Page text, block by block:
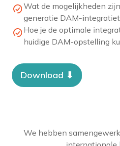
Wat de mogelijkheden
generatie DAM-
Hoe je de optimale
huidige DAM-opstelling
Download ⬇︎
We hebben